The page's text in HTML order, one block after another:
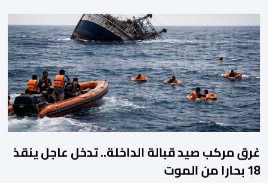
تلاوة القرآن الكريم، ثم جاء الإعلان الرسمي عن وفاة الملك الحسن
الثاني طيب الله ثراه، رافقته هيستيريا من البكاء داخل المنزل […]
غرق مركب صيد قبالة الداخلة.. تدخل عاجل ينقذ
18 بحارا من الموت